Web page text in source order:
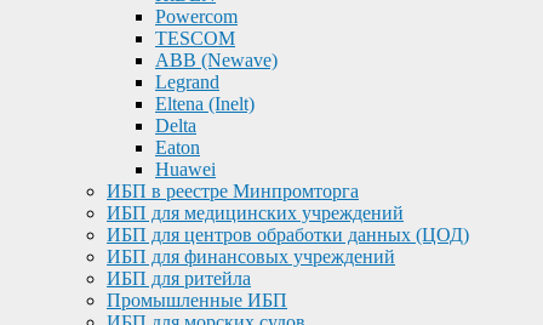
Powercom
TESCOM
ABB (Newave)
Legrand
Eltena (Inelt)
Delta
Eaton
Huawei
ИБП в реестре Минпромторга
ИБП для медицинских учреждений
ИБП для центров обработки данных (ЦОД)
ИБП для финансовых учреждений
ИБП для ритейла
Промышленные ИБП